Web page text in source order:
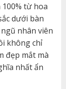
từ hoa
dưới bàn
nhân viên
không chỉ
đẹp mắt mà
nhất ẩn